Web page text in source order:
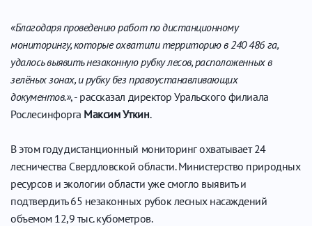
«Благодаря проведению работ по дистанционному
мониторингу, которые охватили территорию в 240 486 га,
удалось выявить незаконную рубку лесов, расположенных в
зелёных зонах, и рубку без правоустанавливающих
документов.», - рассказал директор Уральского филиала
Рослесинфорга Максим Уткин.
В этом году дистанционный мониторинг охватывает 24
лесничества Свердловской области. Министерство природных
ресурсов и экологии области уже смогло выявить и
подтвердить 65 незаконных рубок лесных насаждений
объемом 12,9 тыс. кубометров.